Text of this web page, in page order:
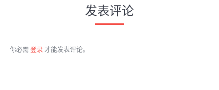
发表评论
你必需 登录 才能发表评论。